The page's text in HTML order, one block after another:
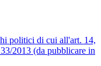
politici di cui all'art. 14,
2013 (da pubblicare in